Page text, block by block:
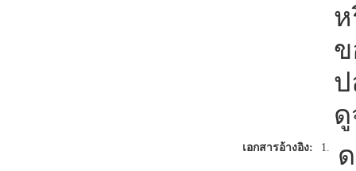
เอกสารอ้างอิง: 1.